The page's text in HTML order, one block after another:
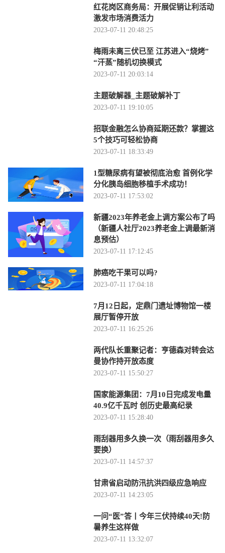
红花岗区商务局：开展促销让利活动
激发市场消费活力
2023-07-11 20:48:25
梅雨未离三伏已至 江苏进入“烧烤”
“汗蒸”随机切换模式
2023-07-11 20:03:14
主题破解器_主题破解补丁
2023-07-11 19:10:05
招联金融怎么协商延期还款？掌握这
5个技巧可轻松协商
2023-07-11 18:33:49
1型糖尿病有望被彻底治愈 首例化学
分化胰岛细胞移植手术成功！
2023-07-11 17:53:02
新疆2023年养老金上调方案公布了吗
（新疆人社厅2023养老金上调最新消
息预估）
2023-07-11 17:12:45
肺癌吃干果可以吗?
2023-07-11 17:04:18
7月12日起，定鼎门遗址博物馆一楼
展厅暂停开放
2023-07-11 16:25:26
两代队长重聚记者：亨德森对转会达
曼协作持开放态度
2023-07-11 15:50:27
国家能源集团：7月10日完成发电量
40.9亿千瓦时 创历史最高纪录
2023-07-11 15:28:40
雨刮器用多久换一次（雨刮器用多久
要换）
2023-07-11 14:57:37
甘肃省启动防汛抗洪四级应急响应
2023-07-11 14:23:05
一问“医”答丨今年三伏持续40天!防
暑养生这样做
2023-07-11 13:32:07